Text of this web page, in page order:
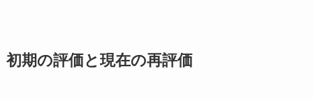
初期の評価と現在の再評価